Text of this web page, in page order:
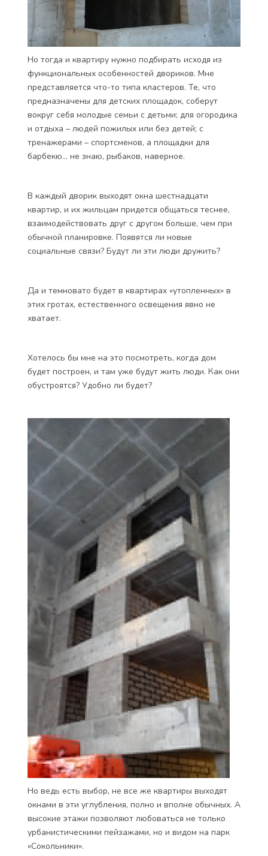
Но тогда и квартиру нужно подбирать исходя из
функциональных особенностей двориков. Мне
представляется что-то типа кластеров. Те, что
предназначены для детских площадок, соберут
вокруг себя молодые семьи с детьми; для огородика
и отдыха – людей пожилых или без детей; с
тренажерами – спортсменов, а площадки для
барбекю… не знаю, рыбаков, наверное.
В каждый дворик выходят окна шестнадцати
квартир, и их жильцам придется общаться теснее,
взаимодействовать друг с другом больше, чем при
обычной планировке. Появятся ли новые
социальные связи? Будут ли эти люди дружить?
Да и темновато будет в квартирах «утопленных» в
этих гротах, естественного освещения явно не
хватает.
Хотелось бы мне на это посмотреть, когда дом
будет построен, и там уже будут жить люди. Как они
обустроятся? Удобно ли будет?
Но ведь есть выбор, не все же квартиры выходят
окнами в эти углубления, полно и вполне обычных. А
высокие этажи позволяют любоваться не только
урбанистическими пейзажами, но и видом на парк
«Сокольники».